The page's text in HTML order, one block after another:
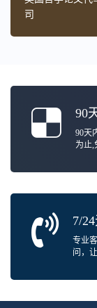
司
90
90天
为止,
7/
专业
问，